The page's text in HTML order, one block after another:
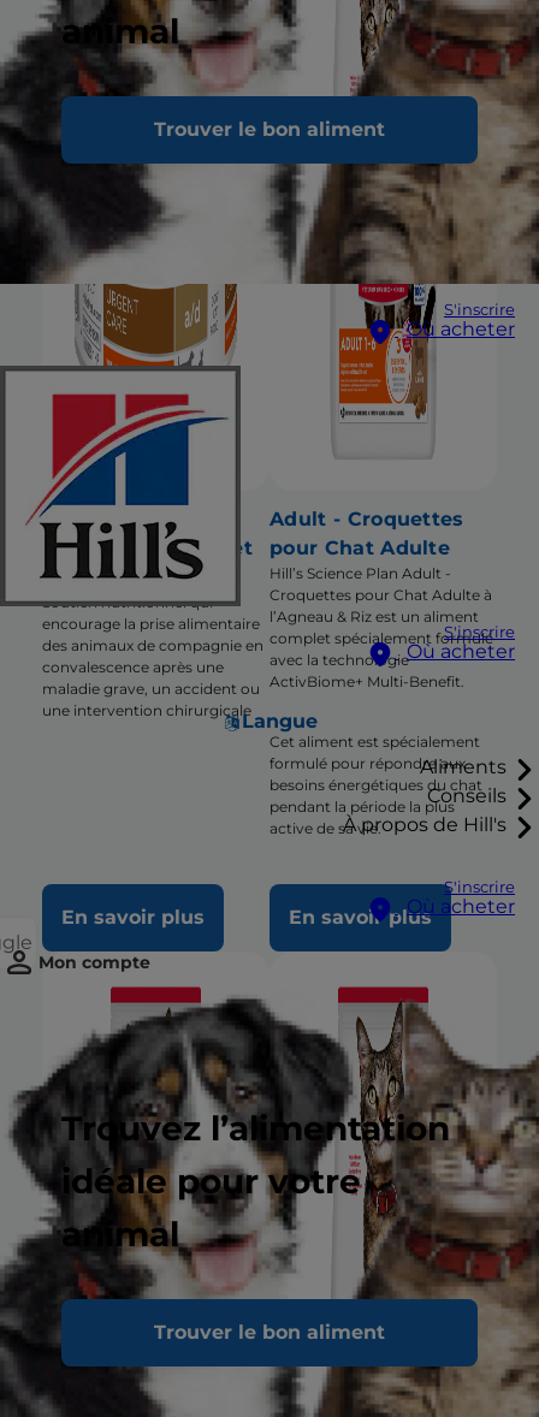
animal
Trouver le bon aliment
S'inscrire
Où acheter
S'inscrire
Où acheter
Langue
Aliments
Conseils
À propos de Hill's
S'inscrire
Où acheter
Mon compte
Trouvez l’alimentation
idéale pour votre
animal
Trouver le bon aliment
a/d Urgent Care -
Pâtée pour Chien et
Chat - au Poulet
Soutien nutritionnel qui
encourage la prise alimentaire
des animaux de compagnie en
convalescence après une
maladie grave, un accident ou
une intervention chirurgicale
En savoir plus
Adult - Croquettes
pour Chat Adulte
Hill’s Science Plan Adult -
Croquettes pour Chat Adulte à
l’Agneau & Riz est un aliment
complet spécialement formulé
avec la technologie
ActivBiome+ Multi-Benefit.
Cet aliment est spécialement
formulé pour répondre aux
besoins énergétiques du chat
pendant la période la plus
active de sa vie.
En savoir plus